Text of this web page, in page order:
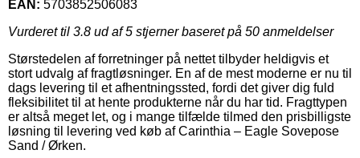
EAN: 5703852506083
Vurderet til 3.8 ud af 5 stjerner baseret på 50 anmeldelser
Størstedelen af forretninger på nettet tilbyder heldigvis et
stort udvalg af fragtløsninger. En af de mest moderne er nu til
dags levering til et afhentningssted, fordi det giver dig fuld
fleksibilitet til at hente produkterne når du har tid. Fragttypen
er altså meget let, og i mange tilfælde tilmed den prisbilligste
løsning til levering ved køb af Carinthia – Eagle Sovepose
Sand / Ørken.